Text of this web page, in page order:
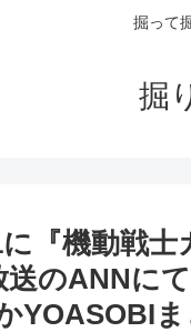
掘って
掘
『機動戦
のANNに
YOASOBI